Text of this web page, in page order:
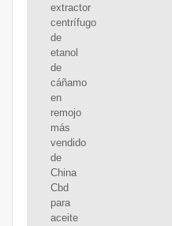
extractor
centrífugo
de
etanol
de
cáñamo
en
remojo
más
vendido
de
China
Cbd
para
aceite